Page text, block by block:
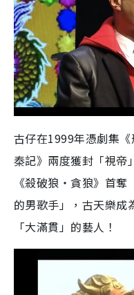
古仔在1999年憑劇集
秦記》兩度獲封「視帝
《殺破狼‧貪狼》首奪
的男歌手」，古天樂成
「大滿貫」的藝人！